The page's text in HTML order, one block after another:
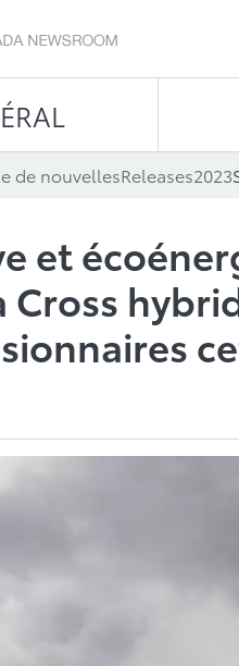
de nouvellesReleases2023
et
Cross